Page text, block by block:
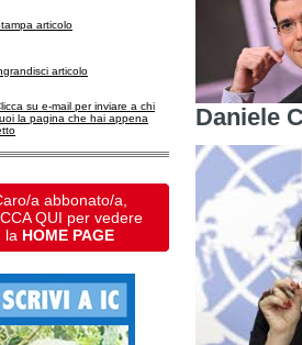
articolo
articolo
su e-mail per inviare a chi
la pagina che hai appena
a abbonato/a,
QUI per vedere
la HOME PAGE
Daniele